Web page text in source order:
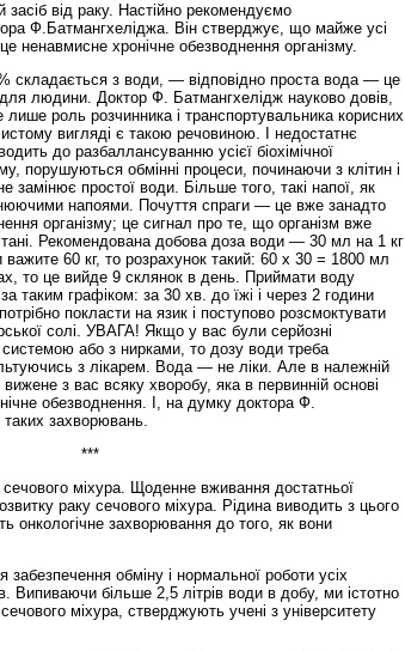
від раку. Настійно рекомендуємо
Ф.Батмангхеліджа. Він стверджує, що майже усі
ненавмисне хронічне обезводнення організму.
складається з води, — відповідно проста вода — це
для людини. Доктор Ф. Батмангхелідж науково довів,
лише роль розчинника і транспортувальника корисних
вигляді є такою речовиною. І недостатнє
до разбаллансуванню усієї біохімічної
порушуються обмінні процеси, починаючи з клітин і
замінює простої води. Більше того, такі напої, як
напоями. Почуття спраги — це вже занадто
організму; це сигнал про те, що організм вже
Рекомендована добова доза води — 30 мл на 1 кг
60 кг, то розрахунок такий: 60 х 30 = 1800 мл
то це вийде 9 склянок в день. Приймати воду
таким графіком: за 30 хв. до їжі і через 2 години
покласти на язик і поступово розсмоктувати
солі. УВАГА! Якщо у вас були серйозні
або з нирками, то дозу води треба
з лікарем. Вода — не ліки. Але в належній
з вас всяку хворобу, яка в первинній основі
обезводнення. І, на думку доктора Ф.
захворювань.
***
міхура. Щоденне вживання достатньої
раку сечового міхура. Рідина виводить з цього
онкологічне захворювання до того, як вони
обміну і нормальної роботи усіх
Випиваючи більше 2,5 літрів води в добу, ми істотно
міхура, стверджують учені з університету